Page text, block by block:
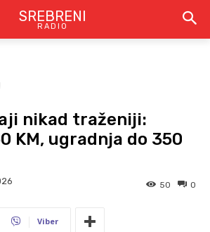
SREBRENI
RADIO
nikad traženiji:
KM, ugradnja do 350
0
50
Viber